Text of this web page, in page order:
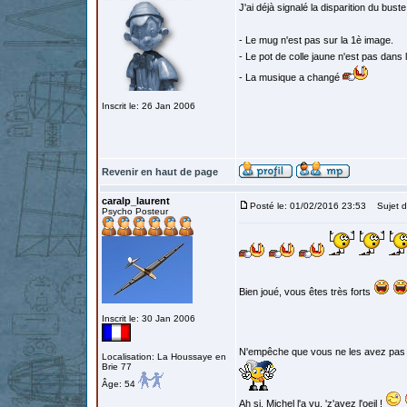
Inscrit le: 26 Jan 2006
J'ai déjà signalé la disparition du
- Le mug n'est pas sur la 1è image.
- Le pot de colle jaune n'est pas dans
- La musique a changé
Revenir en haut de page
caralp_laurent
Psycho Posteur
Inscrit le: 30 Jan 2006
Localisation: La Houssaye en
Brie 77
Âge: 54
Posté le: 01/02/2016 23:53 Sujet
Bien joué, vous êtes très forts
N'empêche que vous ne les avez
Ah si, Michel l'a vu. 'z'avez l'oeil !